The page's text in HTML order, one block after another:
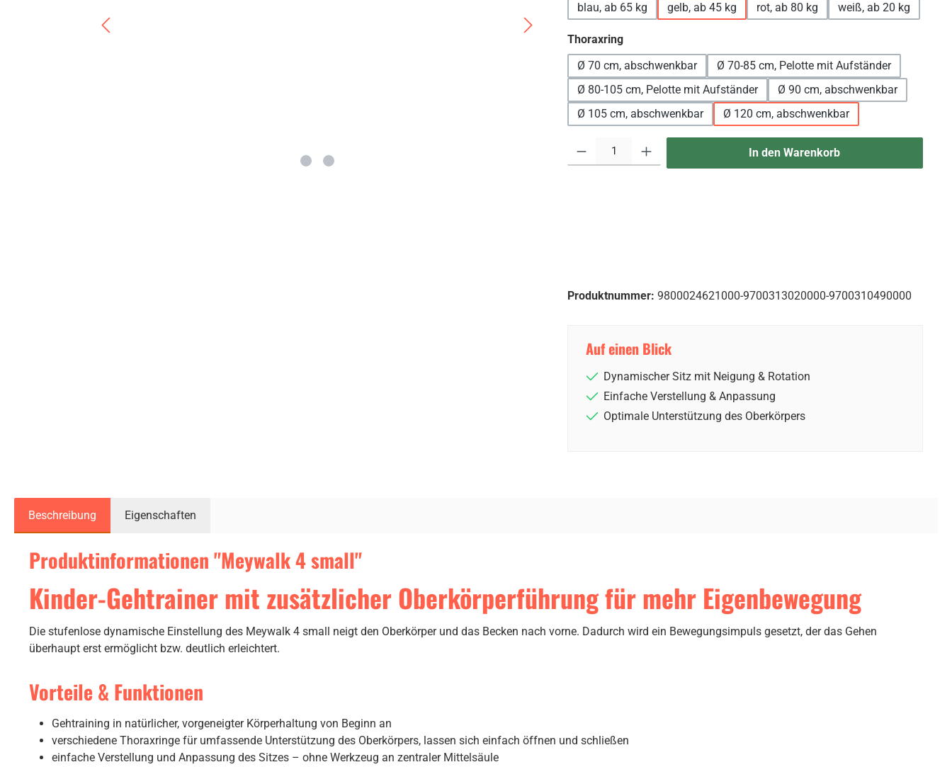
blau, ab 65 kg
gelb, ab 45 kg rot, ab 80 kg weiß, ab 20 kg
Thoraxringauswählen
Ø 70 cm, abschwenkbar
Ø 70-85 cm, Pelotte mit Aufständer
Ø 80-105 cm, Pelotte mit Aufständer
Ø 90 cm, abschwenkbar
Ø 105 cm, abschwenkbar
Ø 120 cm, abschwenkbar
In den Warenkorb
Produktnummer: 9800024621000-9700313020000-9700310490000
Auf einen Blick
Dynamischer Sitz mit Neigung & Rotation
Einfache Verstellung & Anpassung
Optimale Unterstützung des Oberkörpers
Beschreibung Eigenschaften
Produktinformationen "Meywalk 4 small"
Kinder-Gehtrainer mit zusätzlicher Oberkörperführung für mehr Eigenbewegung
Die stufenlose dynamische Einstellung des Meywalk 4 small neigt den Oberkörper und das Becken nach vorne. Dadurch wird ein Bewegungsimpuls gesetzt, der das Gehen
überhaupt erst ermöglicht bzw. deutlich erleichtert.
Vorteile & Funktionen
Gehtraining in natürlicher, vorgeneigter Körperhaltung von Beginn an
verschiedene Thoraxringe für umfassende Unterstützung des Oberkörpers, lassen sich einfach öffnen und schließen
einfache Verstellung und Anpassung des Sitzes – ohne Werkzeug an zentraler Mittelsäule